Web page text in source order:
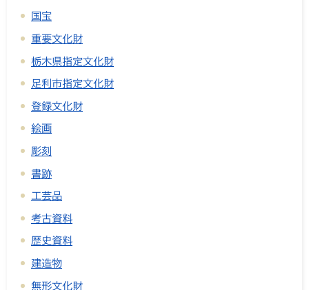
国宝
重要文化財
栃木県指定文化財
足利市指定文化財
登録文化財
絵画
彫刻
書跡
工芸品
考古資料
歴史資料
建造物
無形文化財